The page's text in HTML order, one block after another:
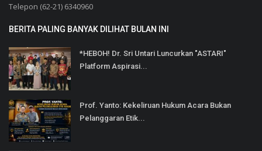
Telepon (62-21) 6340960
BERITA PALING BANYAK DILIHAT BULAN INI
*HEBOH! Dr. Sri Untari Luncurkan "ASTARI"
Platform Aspirasi...
Prof. Yanto: Kekeliruan Hukum Acara Bukan
Pelanggaran Etik...